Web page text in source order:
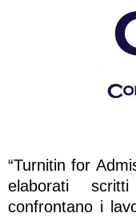
“Turnitin for
elaborati
confrontano i